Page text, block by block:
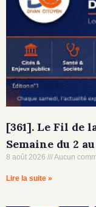
[361]. Le Fil de
Semaine du 2
8 août 2026 Aucun
Lire la suite »